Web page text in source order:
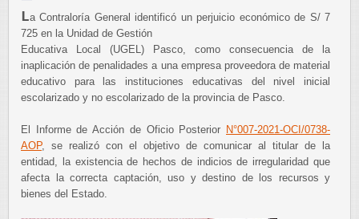
La Contraloría General identificó un perjuicio económico de S/ 7
725 en la Unidad de Gestión
Educativa Local (UGEL) Pasco, como consecuencia de la
inaplicación de penalidades a una empresa proveedora de material
educativo para las instituciones educativas del nivel inicial
escolarizado y no escolarizado de la provincia de Pasco.
El Informe de Acción de Oficio Posterior N°007-2021-OCI/0738-
AOP, se realizó con el objetivo de comunicar al titular de la
entidad, la existencia de hechos de indicios de irregularidad que
afecta la correcta captación, uso y destino de los recursos y
bienes del Estado.